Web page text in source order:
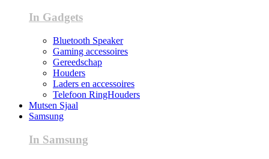
In Gadgets
Bluetooth Speaker
Gaming accessoires
Gereedschap
Houders
Laders en accessoires
Telefoon RingHouders
Mutsen Sjaal
Samsung
In Samsung